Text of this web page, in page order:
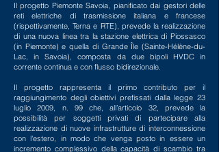
Il progetto Piemonte Savoia, pianificato dai gestori delle
reti elettriche di trasmissione italiana e francese
(rispettivamente, Terna e RTE), prevede la realizzazione
di una nuova linea tra la stazione elettrica di Piossasco
(in Piemonte) e quella di Grande Île (Sainte-Hélène-du-
Lac, in Savoia), composta da due bipoli HVDC in
corrente continua e con flusso bidirezionale.
Il progetto rappresenta il primo contributo per il
raggiungimento degli obiettivi prefissati dalla legge 23
luglio 2009, n. 99 che, all’articolo 32, prevede la
possibilità per soggetti privati di partecipare alla
realizzazione di nuove infrastrutture di interconnessione
con l'estero, in modo che venga posto in essere un
incremento complessivo della capacità di scambio tra